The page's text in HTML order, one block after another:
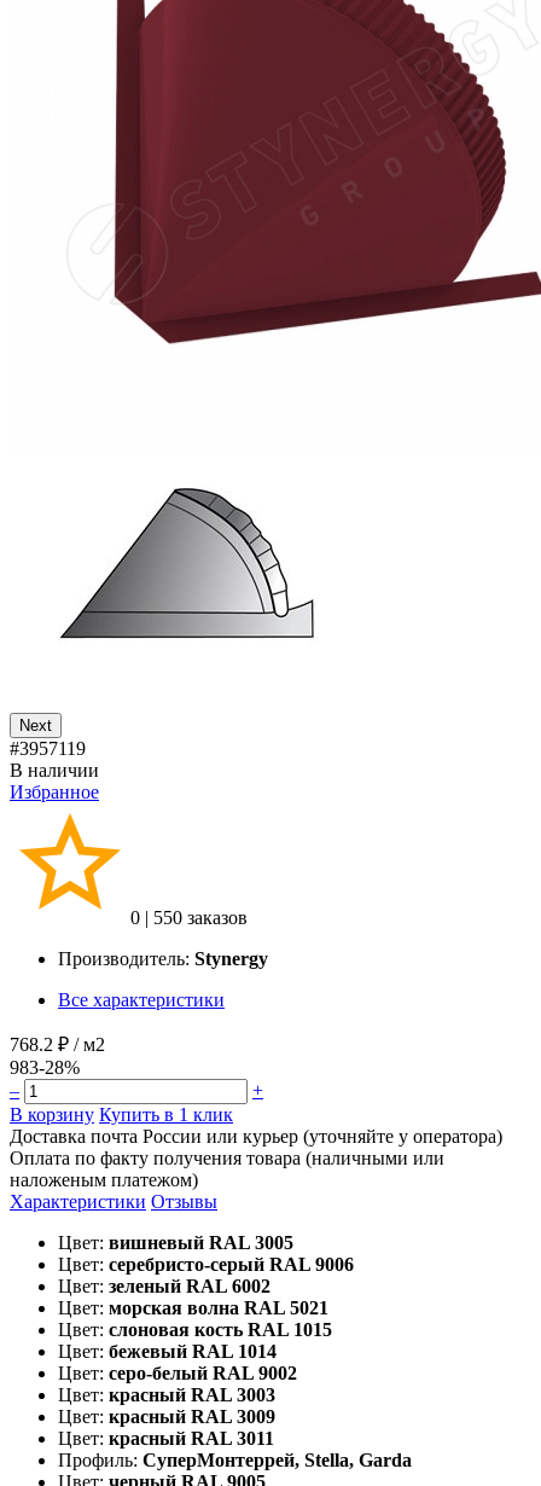
Next
#3957119
В наличии
Избранное
0 | 550 заказов
Производитель: Stynergy
Все характеристики
768.2 ₽ / м2
983-28%
–
+
В корзину Купить в 1 клик
Доставка почта России или курьер (уточняйте у оператора)
Оплата по факту получения товара (наличными или
наложеным платежом)
Характеристики Отзывы
Цвет: вишневый RAL 3005
Цвет: серебристо-серый RAL 9006
Цвет: зеленый RAL 6002
Цвет: морская волна RAL 5021
Цвет: слоновая кость RAL 1015
Цвет: бежевый RAL 1014
Цвет: серо-белый RAL 9002
Цвет: красный RAL 3003
Цвет: красный RAL 3009
Цвет: красный RAL 3011
Профиль: СуперМонтеррей, Stella, Garda
Цвет: черный RAL 9005